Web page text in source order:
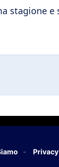
stagione e